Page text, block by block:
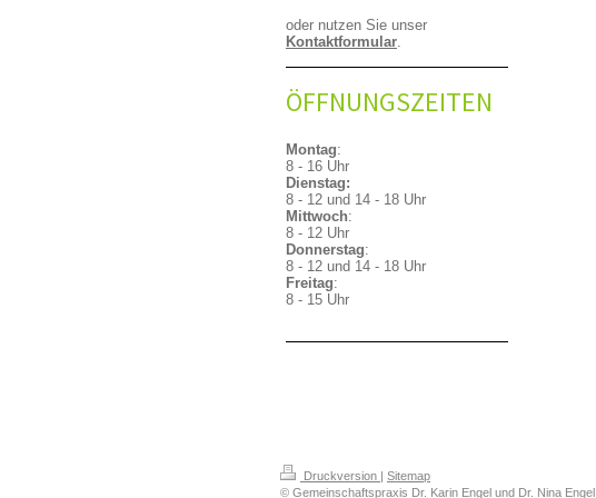
oder nutzen Sie unser
Kontaktformular.
ÖFFNUNGSZEITEN
Montag:
8 - 16 Uhr
Dienstag:
8 - 12 und 14 - 18 Uhr
Mittwoch:
8 - 12 Uhr
Donnerstag:
8 - 12 und 14 - 18 Uhr
Freitag:
8 - 15 Uhr
Druckversion | Sitemap
© Gemeinschaftspraxis Dr. Karin Engel und Dr. Nina Engel